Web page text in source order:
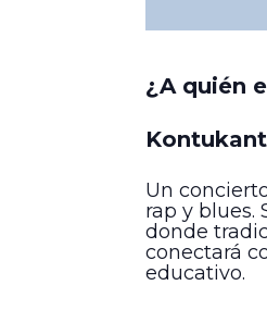
¿A quién
Un
rap y blues.
donde
conectará
educativo.